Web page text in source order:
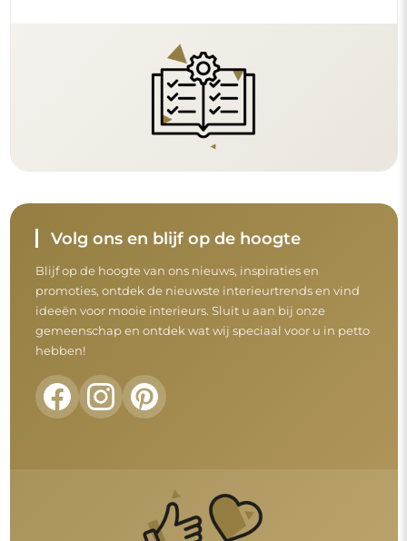
Volg ons en blijf op de hoogte
Blijf op de hoogte van ons nieuws, inspiraties en
promoties, ontdek de nieuwste interieurtrends en vind
ideeën voor mooie interieurs. Sluit u aan bij onze
gemeenschap en ontdek wat wij speciaal voor u in petto
hebben!